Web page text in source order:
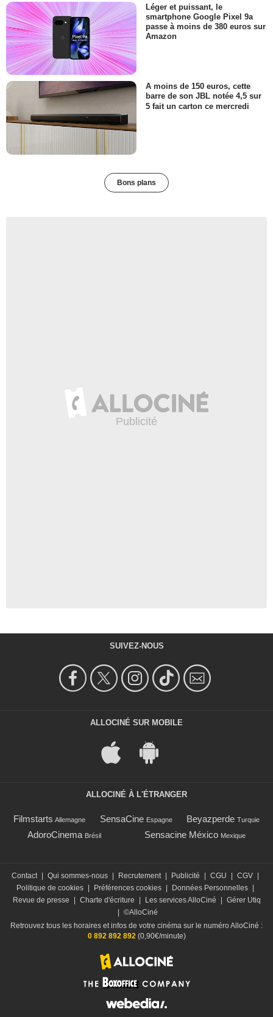
Léger et puissant, le
smartphone Google Pixel 9a
passe à moins de 380 euros sur
Amazon
A moins de 150 euros, cette
barre de son JBL notée 4,5 sur
5 fait un carton ce mercredi
Bons plans
SUIVEZ-NOUS
ALLOCINÉ SUR MOBILE
ALLOCINÉ À L'ÉTRANGER
Filmstarts Allemagne SensaCine Espagne Beyazperde Turquie
AdoroCinema Brésil Sensacine México Mexique
Contact | Qui sommes-nous | Recrutement | Publicité | CGU | CGV |
Politique de cookies | Préférences cookies | Données Personnelles |
Revue de presse
| Charte d'écriture | Les services AlloCiné | Gérer Utiq
| ©AlloCiné
Retrouvez tous les horaires et infos de votre cinéma sur le numéro AlloCiné :
0 892 892 892 (0,90€/minute)